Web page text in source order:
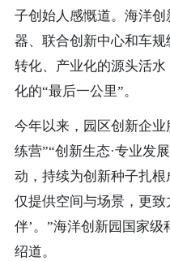
子创始人 感慨道。海洋
器、联合创新中心和车规
转化、产业化的源头活
化的“最后一公里”。
今年以来，园区创新企业
练营”“创新生态·专业发
动，持续为创新种子扎
仅提供空间与场景，更致
伴’。”海洋创新园国家
绍道。